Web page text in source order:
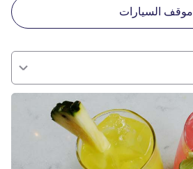
موقف السيارات